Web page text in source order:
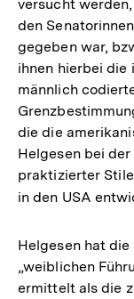
versucht
den
gegeben war,
ihnen hierbei
männlich
die die
Helgesen bei
praktizierter
in den USA
Helgesen hat
„weiblichen
ermittelt als die